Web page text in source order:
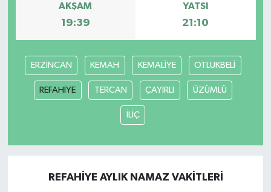
AKŞAM
19:39
YATSI
21:10
ERZİNCAN KEMAH KEMALİYE OTLUKBELİ
REFAHİYE TERCAN ÇAYIRLI ÜZÜMLÜ
İLİÇ
REFAHİYE AYLIK NAMAZ VAKITLERI